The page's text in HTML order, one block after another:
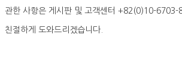
관한 사항은 게시판 및 고객센터 +82(0)10-6703-
친절하게 도와드리겠습니다.